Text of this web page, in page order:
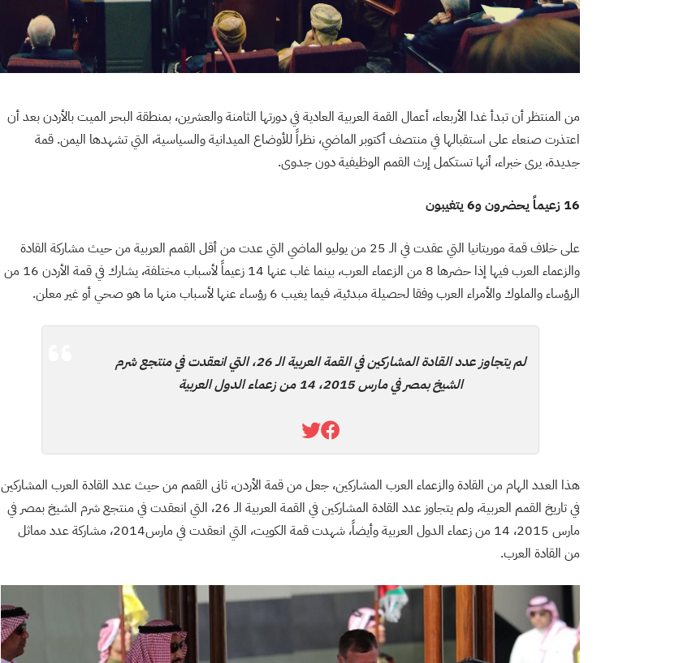
من المنتظر أن تبدأ غدا الأربعاء، أعمال القمة العربية العادية في دورتها الثامنة والعشرين، بمنطقة البحر الميت بالأردن بعد أن
اعتذرت صنعاء على استقبالها في منتصف أكتوبر الماضي، نظراً للأوضاع الميدانية والسياسية، التي تشهدها اليمن. قمة
جديدة، يرى خبراء، أنها تستكمل إرث القمم الوظيفية دون جدوى.
16 زعيماً يحضرون و6 يتغيبون
على خلاف قمة موريتانيا التي عقدت في الـ 25 من يوليو الماضي التي عدت من أقل القمم العربية من حيث مشاركة القادة
والزعماء العرب فيها إذا حضرها 8 من الزعماء العرب، بينما غاب عنها 14 زعيماً لأسباب مختلفة، يشارك في قمة الأردن 16 من
الرؤساء والملوك والأمراء العرب وفقا لحصيلة مبدئية، فيما يغيب 6 رؤساء عنها لأسباب منها ما هو صحي أو غير معلن.
لم يتجاوز عدد القادة المشاركين في القمة العربية الـ 26، التي انعقدت في منتجع شرم
الشيخ بمصر في مارس 2015، 14 من زعماء الدول العربية
هذا العدد الهام من القادة والزعماء العرب المشاركين، جعل من قمة الأردن، ثانى القمم من حيث عدد القادة العرب المشاركين
في تاريخ القمم العربية، ولم يتجاوز عدد القادة المشاركين في القمة العربية الـ 26، التي انعقدت في منتجع شرم الشيخ بمصر في
مارس 2015، 14 من زعماء الدول العربية وأيضاً، شهدت قمة الكويت، التي انعقدت في مارس2014، مشاركة عدد مماثل
من القادة العرب.